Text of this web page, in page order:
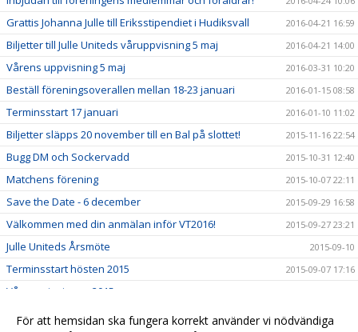
Grattis Johanna Julle till Eriksstipendiet i Hudiksvall 2016-04-21 16:59
Biljetter till Julle Uniteds våruppvisning 5 maj 2016-04-21 14:00
Vårens uppvisning 5 maj 2016-03-31 10:20
Beställ föreningsoverallen mellan 18-23 januari 2016-01-15 08:58
Terminsstart 17 januari 2016-01-10 11:02
Biljetter släpps 20 november till en Bal på slottet! 2015-11-16 22:54
Bugg DM och Sockervadd 2015-10-31 12:40
Matchens förening 2015-10-07 22:11
Save the Date - 6 december 2015-09-29 16:58
Välkommen med din anmälan inför VT2016! 2015-09-27 23:21
Julle Uniteds Årsmöte 2015-09-10
Terminsstart hösten 2015 2015-09-07 17:16
Våruppvisningen 2015
Höstuppvisning 2014 2014-11-30 13:28
För att hemsidan ska fungera korrekt använder vi nödvändiga